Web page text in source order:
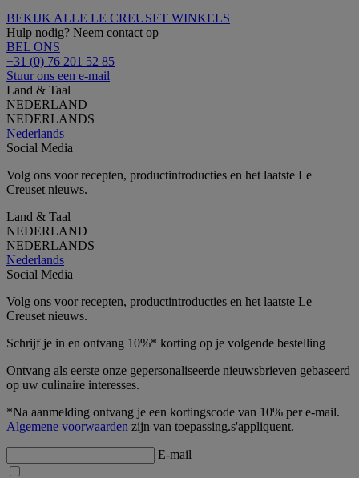
BEKIJK ALLE LE CREUSET WINKELS
Hulp nodig? Neem contact op
BEL ONS
+31 (0) 76 201 52 85
Stuur ons een e-mail
Land & Taal
NEDERLAND
NEDERLANDS
Nederlands
Social Media
Volg ons voor recepten, productintroducties en het laatste Le
Creuset nieuws.
Land & Taal
NEDERLAND
NEDERLANDS
Nederlands
Social Media
Volg ons voor recepten, productintroducties en het laatste Le
Creuset nieuws.
Schrijf je in en ontvang 10%* korting op je volgende bestelling
Ontvang als eerste onze gepersonaliseerde nieuwsbrieven gebaseerd
op uw culinaire interesses.
*Na aanmelding ontvang je een kortingscode van 10% per e-mail.
Algemene voorwaarden zijn van toepassing.s'appliquent.
E-mail